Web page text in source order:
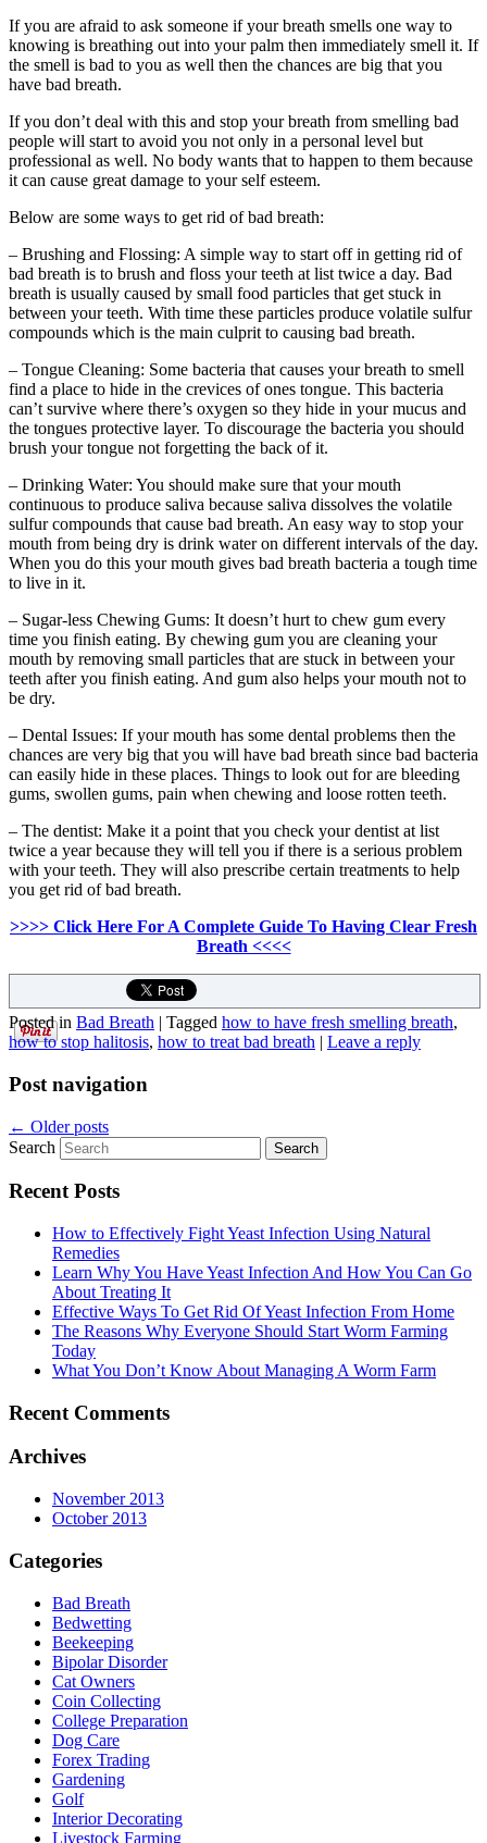
If you are afraid to ask someone if your breath smells one way to
knowing is breathing out into your palm then immediately smell it. If
the smell is bad to you as well then the chances are big that you
have bad breath.
If you don’t deal with this and stop your breath from smelling bad
people will start to avoid you not only in a personal level but
professional as well. No body wants that to happen to them because
it can cause great damage to your self esteem.
Below are some ways to get rid of bad breath:
– Brushing and Flossing: A simple way to start off in getting rid of
bad breath is to brush and floss your teeth at list twice a day. Bad
breath is usually caused by small food particles that get stuck in
between your teeth. With time these particles produce volatile sulfur
compounds which is the main culprit to causing bad breath.
– Tongue Cleaning: Some bacteria that causes your breath to smell
find a place to hide in the crevices of ones tongue. This bacteria
can’t survive where there’s oxygen so they hide in your mucus and
the tongues protective layer. To discourage the bacteria you should
brush your tongue not forgetting the back of it.
– Drinking Water: You should make sure that your mouth
continuous to produce saliva because saliva dissolves the volatile
sulfur compounds that cause bad breath. An easy way to stop your
mouth from being dry is drink water on different intervals of the day.
When you do this your mouth gives bad breath bacteria a tough time
to live in it.
– Sugar-less Chewing Gums: It doesn’t hurt to chew gum every
time you finish eating. By chewing gum you are cleaning your
mouth by removing small particles that are stuck in between your
teeth after you finish eating. And gum also helps your mouth not to
be dry.
– Dental Issues: If your mouth has some dental problems then the
chances are very big that you will have bad breath since bad bacteria
can easily hide in these places. Things to look out for are bleeding
gums, swollen gums, pain when chewing and loose rotten teeth.
– The dentist: Make it a point that you check your dentist at list
twice a year because they will tell you if there is a serious problem
with your teeth. They will also prescribe certain treatments to help
you get rid of bad breath.
>>>> Click Here For A Complete Guide To Having Clear Fresh
Breath <<<<
Posted in Bad Breath | Tagged how to have fresh smelling breath,
how to stop halitosis, how to treat bad breath | Leave a reply
Post navigation
← Older posts
Search
Recent Posts
How to Effectively Fight Yeast Infection Using Natural
Remedies
Learn Why You Have Yeast Infection And How You Can Go
About Treating It
Effective Ways To Get Rid Of Yeast Infection From Home
The Reasons Why Everyone Should Start Worm Farming
Today
What You Don’t Know About Managing A Worm Farm
Recent Comments
Archives
November 2013
October 2013
Categories
Bad Breath
Bedwetting
Beekeeping
Bipolar Disorder
Cat Owners
Coin Collecting
College Preparation
Dog Care
Forex Trading
Gardening
Golf
Interior Decorating
Livestock Farming